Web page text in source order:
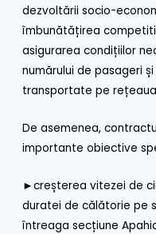
dezvoltării socio-
îmbunătățirea
asigurarea condițiilor
numărului de pasageri
transportate pe rețeaua
De asemenea,
importante obiective
►creșterea vitezei de
duratei de călătorie pe
întreaga secțiune